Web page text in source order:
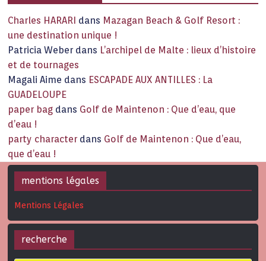
Charles HARARI dans Mazagan Beach & Golf Resort :
une destination unique !
Patricia Weber dans L’archipel de Malte : lieux d’histoire
et de tournages
Magali Aime dans ESCAPADE AUX ANTILLES : La
GUADELOUPE
paper bag dans Golf de Maintenon : Que d’eau, que
d’eau !
party character dans Golf de Maintenon : Que d’eau,
que d’eau !
mentions légales
Mentions Légales
recherche